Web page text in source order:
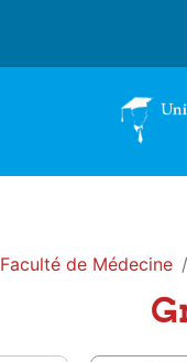
Faculté de Médecine